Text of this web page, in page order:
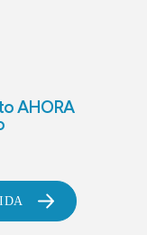
AHORA